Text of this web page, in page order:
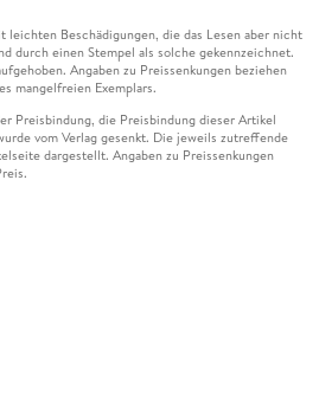
leichten Beschädigungen, die das Lesen aber nicht
durch einen Stempel als solche gekennzeichnet.
Angaben zu Preissenkungen beziehen
mangelfreien Exemplars.
Preisbindung, die Preisbindung dieser Artikel
vom Verlag gesenkt. Die jeweils zutreffende
dargestellt. Angaben zu Preissenkungen